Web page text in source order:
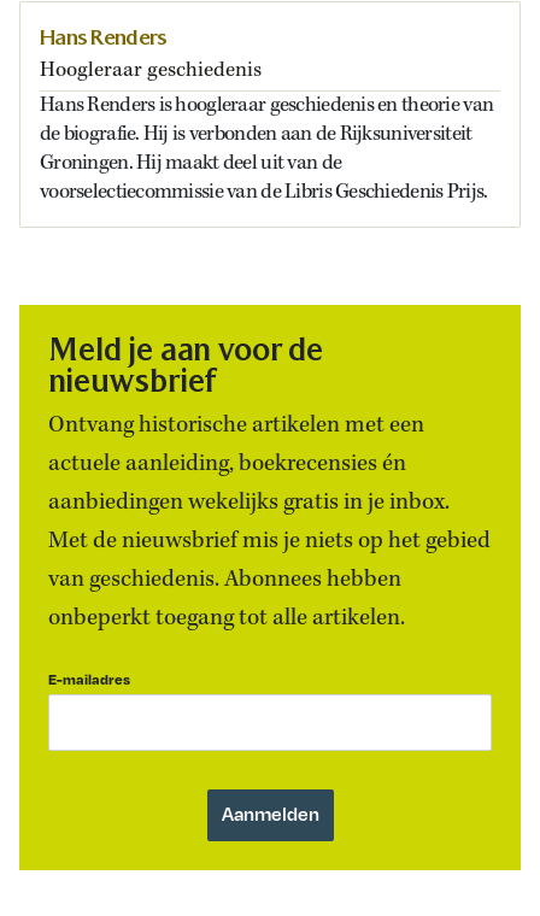
Hans Renders
Hoogleraar geschiedenis
Hans Renders is hoogleraar geschiedenis en theorie van
de biografie. Hij is verbonden aan de Rijksuniversiteit
Groningen. Hij maakt deel uit van de
voorselectiecommissie van de Libris Geschiedenis Prijs.
Meld je aan voor de
nieuwsbrief
Ontvang historische artikelen met een
actuele aanleiding, boekrecensies én
aanbiedingen wekelijks gratis in je inbox.
Met de nieuwsbrief mis je niets op het gebied
van geschiedenis. Abonnees hebben
onbeperkt toegang tot alle artikelen.
E-mailadres